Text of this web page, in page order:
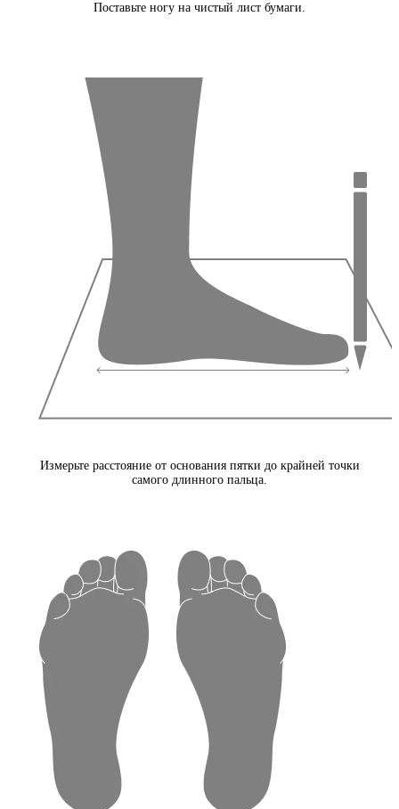
Поставьте ногу на чистый лист бумаги.
Измерьте расстояние от основания пятки до крайней точки
самого длинного пальца.